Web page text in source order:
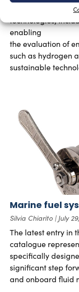
The program will
technologies,
enabling
the evaluation of
such as hydrogen
sustainable
Marine fuel
Silvia Chiarito July
The latest entry in
catalogue
specifically
significant step
and onboard fluid